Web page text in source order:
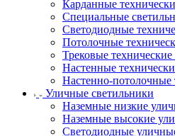
Карданные
Специальные
Светодиодные
Потолочные
Трековые
Настенные
Настенно-потолочные
Уличные светильники
Наземные низкие
Наземные высокие
Светодиодные